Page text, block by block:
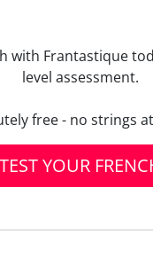
with Frantastique
level assessment.
free - no strings
TEST YOUR